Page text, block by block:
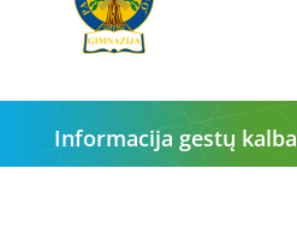
Informacija gestų kalba